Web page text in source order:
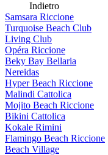
Indietro
Samsara Riccione
Turquoise Beach Club
Living Club
Opéra Riccione
Beky Bay Bellaria
Nereidas
Hyper Beach Riccione
Malindi Cattolica
Mojito Beach Riccione
Bikini Cattolica
Kokale Rimini
Flamingo Beach Riccione
Beach Village